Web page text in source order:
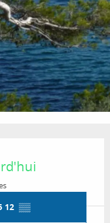
12 ▒▒